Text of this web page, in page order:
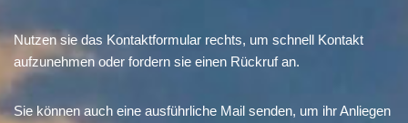
Nutzen sie das Kontaktformular rechts, um schnell Kontakt
aufzunehmen oder fordern sie einen Rückruf an.
Sie können auch eine ausführliche Mail senden, um ihr Anliegen